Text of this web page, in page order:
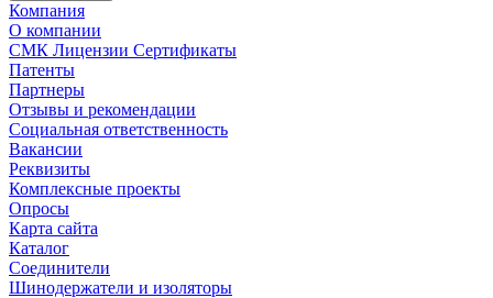
Компания
О компании
СМК Лицензии Сертификаты
Патенты
Партнеры
Отзывы и рекомендации
Социальная ответственность
Вакансии
Реквизиты
Комплексные проекты
Опросы
Карта сайта
Каталог
Соединители
Шинодержатели и изоляторы